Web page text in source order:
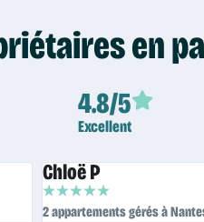
en
4.8/5
Excellent
Chloë P
★★★★★
2 appartements gérés à